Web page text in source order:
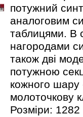
потужний
аналоговим
таблицями. В
нагородами
також дві
потужною
кожного шару
молоточкову
Розміри: